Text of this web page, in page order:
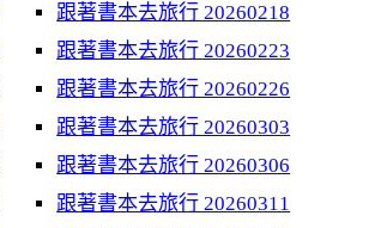
跟著書本去旅行 20260218
跟著書本去旅行 20260223
跟著書本去旅行 20260226
跟著書本去旅行 20260303
跟著書本去旅行 20260306
跟著書本去旅行 20260311